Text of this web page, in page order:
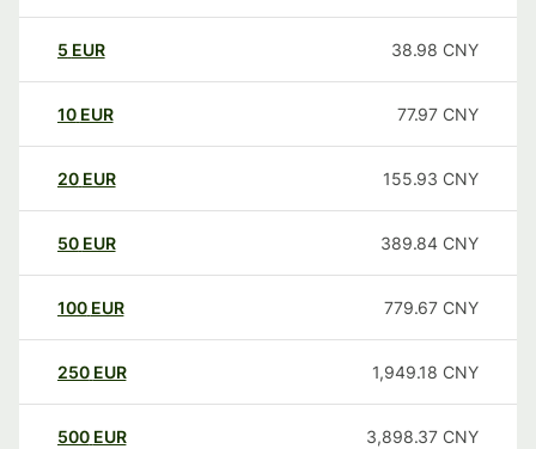
5 EUR 38.98 CNY
10 EUR 77.97 CNY
20 EUR 155.93 CNY
50 EUR 389.84 CNY
100 EUR 779.67 CNY
250 EUR 1,949.18 CNY
500 EUR 3,898.37 CNY